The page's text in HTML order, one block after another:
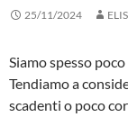
25/11/2024
Siamo spesso
Tendiamo a
scadenti o poco